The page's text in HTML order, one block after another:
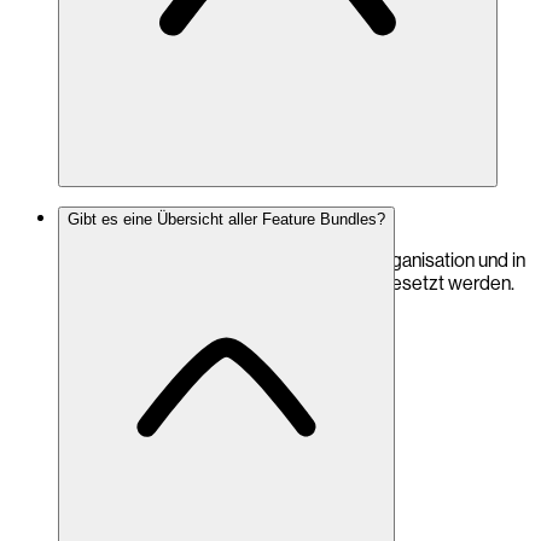
Ja.
Bundles können innerhalb der eigenen Organisation und in
mehreren eigenen Kundenprojekten eingesetzt werden.
Gibt es eine Übersicht aller Feature Bundles?